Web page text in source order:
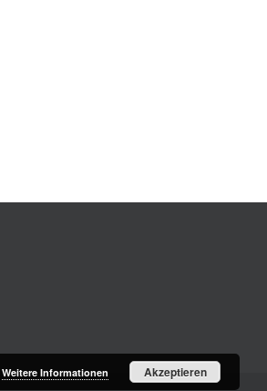
Weitere Informationen Akzeptieren